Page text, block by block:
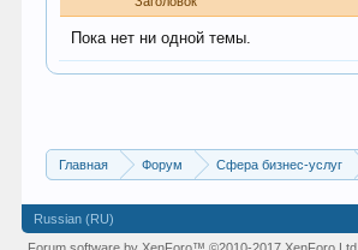
Пока нет ни одной темы.
Главная Форум Сфера бизнес-услуг
Russian (RU)